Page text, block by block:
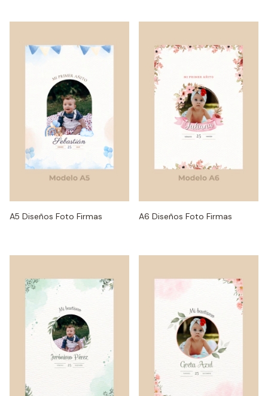
A5 Diseños Foto Firmas A6 Diseños Foto Firmas